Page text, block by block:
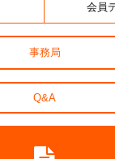
会員
事務局
Q&A